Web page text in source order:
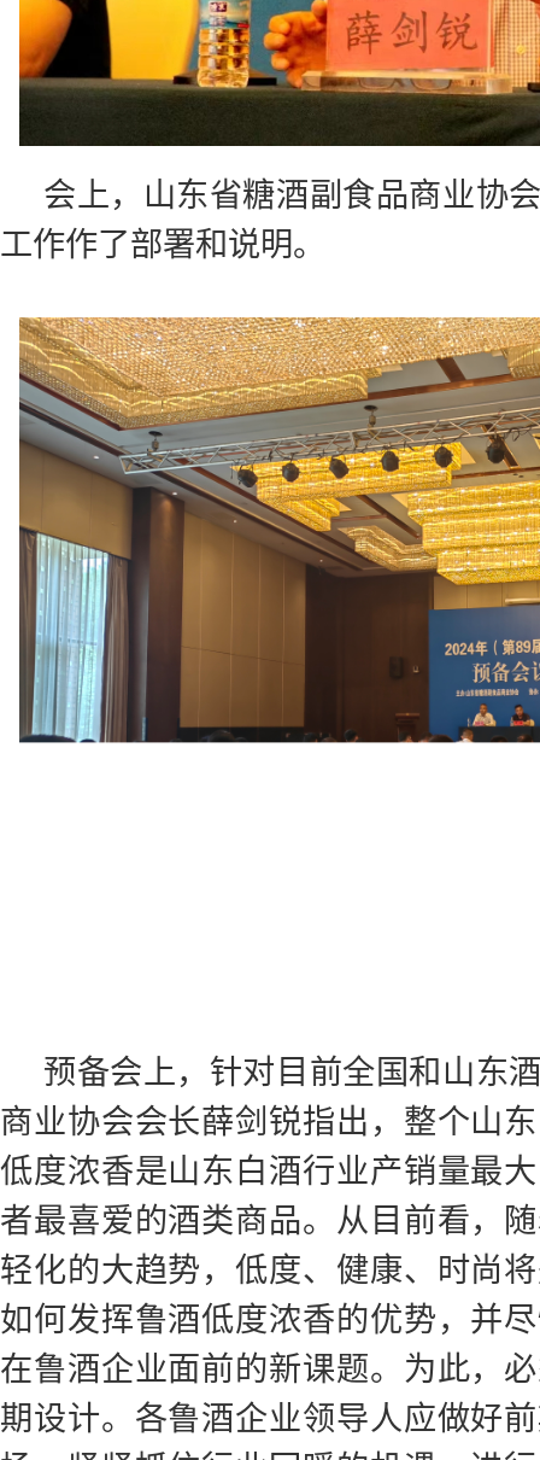
会上，山东省糖酒副食品商业协
工作作了部署和说明。
预备会上，针对目前全国和山东
商业协会会长薛剑锐指出，整个山
低度浓香是山东白酒行业产销量最
者最喜爱的酒类商品。从目前看，
轻化的大趋势，低度、健康、时尚
如何发挥鲁酒低度浓香的优势，并
在鲁酒企业面前的新课题。为此，
期设计。各鲁酒企业领导人应做好